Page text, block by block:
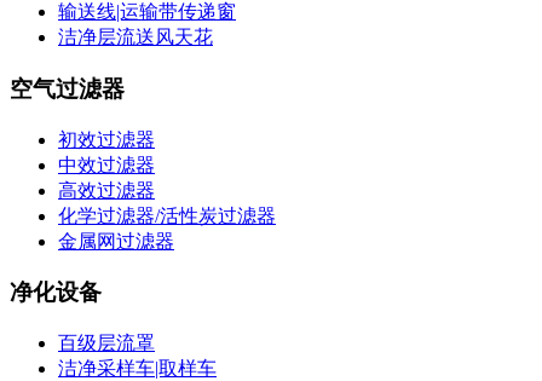
输送线|运输带传递窗
洁净层流送风天花
空气过滤器
初效过滤器
中效过滤器
高效过滤器
化学过滤器/活性炭过滤器
金属网过滤器
净化设备
百级层流罩
洁净采样车|取样车